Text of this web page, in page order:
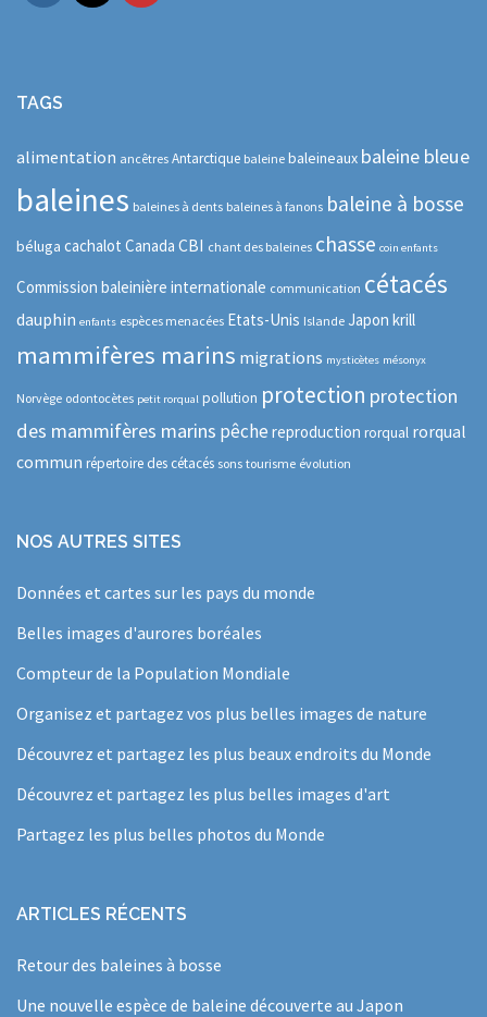
TAGS
alimentation ancêtres Antarctique baleine baleineaux baleine bleue
baleines baleines à dents baleines à fanons baleine à bosse
béluga cachalot Canada CBI chant des baleines chasse coin enfants
Commission baleinière internationale communication cétacés
dauphin enfants espèces menacées Etats-Unis Islande Japon krill
mammifères marins migrations mysticètes mésonyx
Norvège odontocètes petit rorqual pollution protection protection
des mammifères marins pêche reproduction rorqual rorqual
commun répertoire des cétacés sons tourisme évolution
NOS AUTRES SITES
Données et cartes sur les pays du monde
Belles images d'aurores boréales
Compteur de la Population Mondiale
Organisez et partagez vos plus belles images de nature
Découvrez et partagez les plus beaux endroits du Monde
Découvrez et partagez les plus belles images d'art
Partagez les plus belles photos du Monde
ARTICLES RÉCENTS
Retour des baleines à bosse
Une nouvelle espèce de baleine découverte au Japon